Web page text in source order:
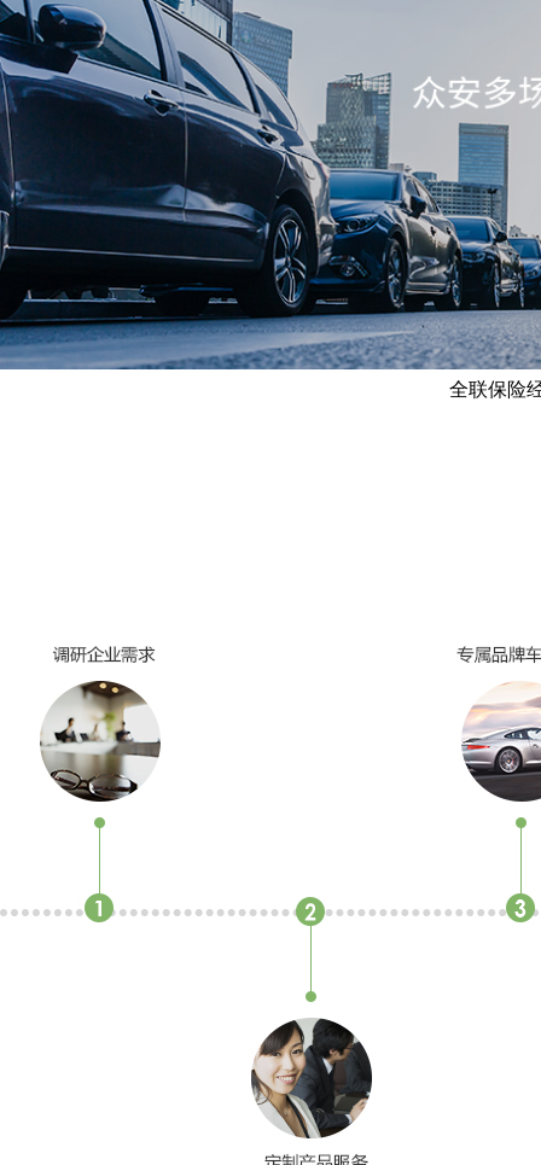
全联保险